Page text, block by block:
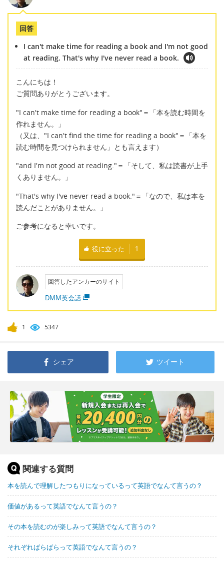
回答
I can't make time for reading a book and I'm not good
at reading. That's why I've never read a book.
こんにちは！
ご質問ありがとうございます。
"I can't make time for reading a book"＝「本を読む時間を
作れません。」
（又は、"I can't find the time for reading a book"＝「本を
読む時間を見つけられません」とも言えます）
"and I'm not good at reading."＝「そして、私は読書が上手
くありません。」
"That's why I've never read a book."＝「なので、私は本を
読んだことがありません。」
ご参考になると幸いです。
役に立った 1
回答したアンカーのサイト
DMM英会話
1 5347
シェア ツイート
関連する質問
本を読んで理解したつもりになっているって英語でなんて言うの？
価値があるって英語でなんて言うの？
その本を読むのが楽しみって英語でなんて言うの？
それぞればらばらって英語でなんて言うの？